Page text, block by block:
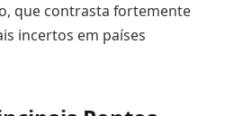
que contrasta fortemente
incertos em países